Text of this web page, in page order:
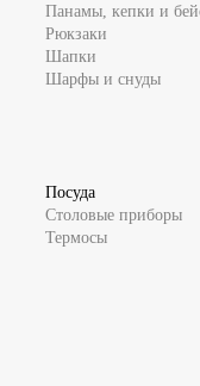
Панамы, кепки и
Рюкзаки
Шапки
Шарфы и снуды
Посуда
Столовые приборы
Термосы